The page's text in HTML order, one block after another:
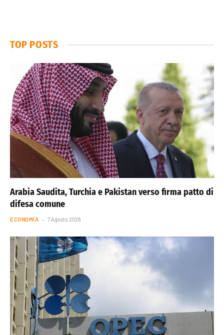
TOP POSTS
Arabia Saudita, Turchia e Pakistan verso firma patto di
difesa comune
ECONOMIA 7 Agosto 2026